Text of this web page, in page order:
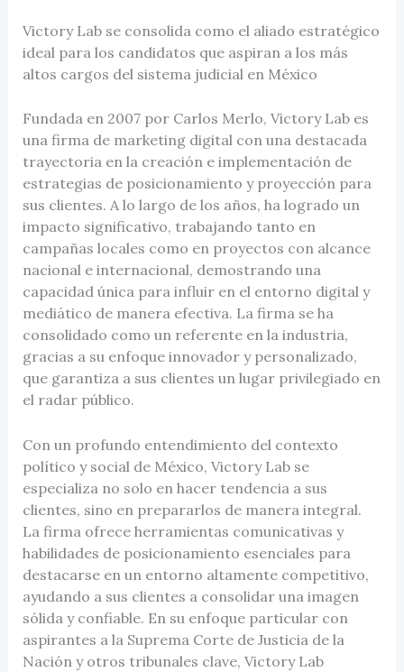
Victory Lab se consolida como el aliado estratégico
ideal para los candidatos que aspiran a los más
altos cargos del sistema judicial en México
Fundada en 2007 por Carlos Merlo, Victory Lab es
una firma de marketing digital con una destacada
trayectoria en la creación e implementación de
estrategias de posicionamiento y proyección para
sus clientes. A lo largo de los años, ha logrado un
impacto significativo, trabajando tanto en
campañas locales como en proyectos con alcance
nacional e internacional, demostrando una
capacidad única para influir en el entorno digital y
mediático de manera efectiva. La firma se ha
consolidado como un referente en la industria,
gracias a su enfoque innovador y personalizado,
que garantiza a sus clientes un lugar privilegiado en
el radar público.
Con un profundo entendimiento del contexto
político y social de México, Victory Lab se
especializa no solo en hacer tendencia a sus
clientes, sino en prepararlos de manera integral.
La firma ofrece herramientas comunicativas y
habilidades de posicionamiento esenciales para
destacarse en un entorno altamente competitivo,
ayudando a sus clientes a consolidar una imagen
sólida y confiable. En su enfoque particular con
aspirantes a la Suprema Corte de Justicia de la
Nación y otros tribunales clave, Victory Lab